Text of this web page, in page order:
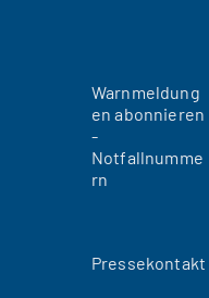
Warnmeldung
en abonnieren
-
Notfallnumme
rn
Pressekontakt